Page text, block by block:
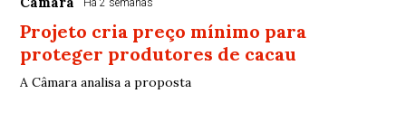
Há 2 semanas
Projeto cria preço mínimo para
proteger produtores de cacau
A Câmara analisa a proposta